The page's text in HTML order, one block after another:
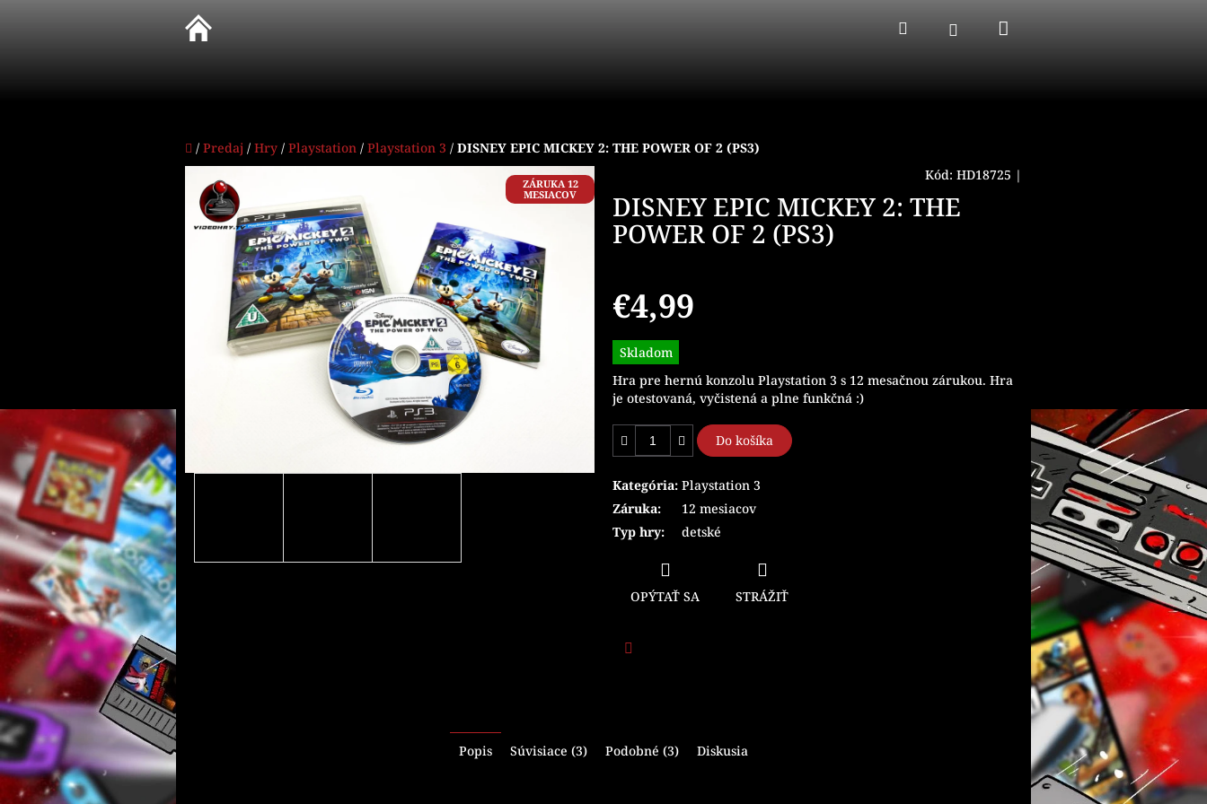
Hľadať Prihlásenie
Domov
/ Predaj / Hry / Playstation / Playstation 3 / DISNEY EPIC MICKEY 2: THE POWER OF 2 (PS3)
ZÁRUKA 12
MESIACOV
Kód: HD18725 |
DISNEY EPIC MICKEY 2: THE
POWER OF 2 (PS3)
€4,99
Jednotková
cena:
Skladom
Hra pre hernú konzolu Playstation 3 s 12 mesačnou zárukou. Hra
je otestovaná, vyčistená a plne funkčná :)
Do košíka
Kategória: Playstation 3
Záruka:
12 mesiacov
Typ hry: detské
OPÝTAŤ SA STRÁŽIŤ
Popis Súvisiace (3) Podobné (3) Diskusia